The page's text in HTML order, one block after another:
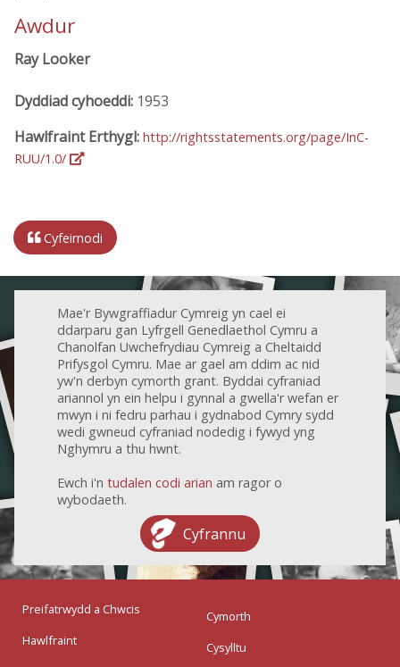
Awdur
Ray Looker
Dyddiad cyhoeddi: 1953
Hawlfraint Erthygl: http://rightsstatements.org/page/InC-
RUU/1.0/
Cyfeirnodi
Mae'r Bywgraffiadur Cymreig yn cael ei
ddarparu gan Lyfrgell Genedlaethol Cymru a
Chanolfan Uwchefrydiau Cymreig a Cheltaidd
Prifysgol Cymru. Mae ar gael am ddim ac nid
yw'n derbyn cymorth grant. Byddai cyfraniad
ariannol yn ein helpu i gynnal a gwella'r wefan er
mwyn i ni fedru parhau i gydnabod Cymry sydd
wedi gwneud cyfraniad nodedig i fywyd yng
Nghymru a thu hwnt.
Ewch i'n tudalen codi arian am ragor o
wybodaeth.
Cyfrannu
Preifatrwydd a Chwcis
Hawlfraint
Cymorth
Cysylltu